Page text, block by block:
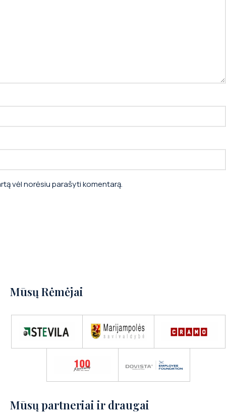
vėl norėsiu parašyti komentarą.
Mūsų Rėmėjai
Mūsų partneriai ir draugai